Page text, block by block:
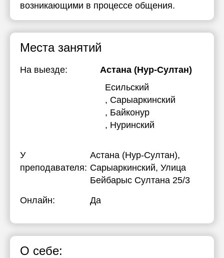
возникающими в процессе общения.
Места занятий
На выезде:
Астана (Нур-Султан)
Есильский
, Сарыаркинский
, Байконур
, Нуринский
У
преподавателя:
Астана (Нур-Султан),
Сарыаркинский, Улица
Бейбарыс Султана 25/3
Онлайн:
Да
О себе: